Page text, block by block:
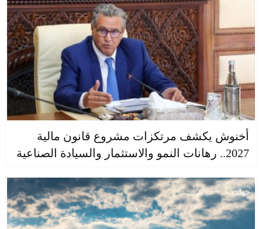
أخنوش يكشف مرتكزات مشروع قانون مالية
2027.. رهانات النمو والاستثمار والسيادة الصناعية
جهات